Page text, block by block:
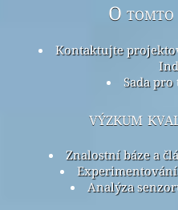
O
Kontaktujte
Sada
výzkum
Znalostní báze a
Analýza